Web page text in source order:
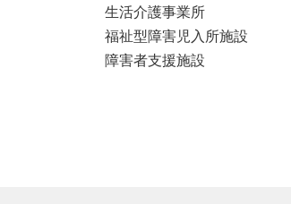
生活介護事業所
福祉型障害児入所施設
障害者支援施設